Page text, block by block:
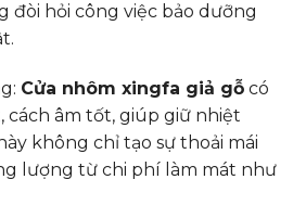
đòi hỏi công việc bảo dưỡng
Cửa nhôm xingfa giả gỗ có
cách âm tốt, giúp giữ nhiệt
không chỉ tạo sự thoải mái
lượng từ chi phí làm mát như